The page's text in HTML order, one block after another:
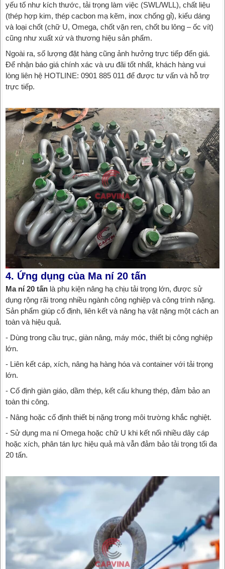
yếu tố như kích thước, tải trọng làm việc (SWL/WLL), chất liệu
(thép hợp kim, thép cacbon mạ kẽm, inox chống gỉ), kiểu dáng
và loại chốt (chữ U, Omega, chốt vặn ren, chốt bu lông – ốc vít)
cũng như xuất xứ và thương hiệu sản phẩm.
Ngoài ra, số lượng đặt hàng cũng ảnh hưởng trực tiếp đến giá.
Để nhận báo giá chính xác và ưu đãi tốt nhất, khách hàng vui
lòng liên hệ HOTLINE: 0901 885 011 để được tư vấn và hỗ trợ
trực tiếp.
4. Ứng dụng của Ma ní 20 tấn
Ma ní 20 tấn là phụ kiện nâng hạ chịu tải trọng lớn, được sử
dụng rộng rãi trong nhiều ngành công nghiệp và công trình nặng.
Sản phẩm giúp cố định, liên kết và nâng hạ vật nặng một cách an
toàn và hiệu quả.
- Dùng trong cầu trục, giàn nâng, máy móc, thiết bị công nghiệp
lớn.
- Liên kết cáp, xích, nâng hạ hàng hóa và container với tải trọng
lớn.
- Cố định giàn giáo, dầm thép, kết cấu khung thép, đảm bảo an
toàn thi công.
- Nâng hoặc cố định thiết bị nặng trong môi trường khắc nghiệt.
- Sử dụng ma ní Omega hoặc chữ U khi kết nối nhiều dây cáp
hoặc xích, phân tán lực hiệu quả mà vẫn đảm bảo tải trọng tối đa
20 tấn.